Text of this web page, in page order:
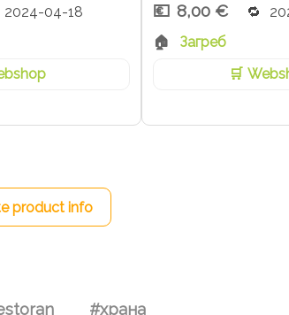
2024-04-18
8,00 €
Загреб
product info
#храна